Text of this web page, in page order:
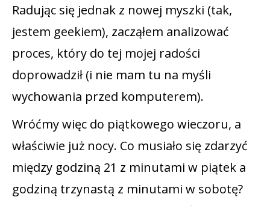
Radując się jednak z nowej myszki (tak,
jestem geekiem), zacząłem analizować
proces, który do tej mojej radości
doprowadził (i nie mam tu na myśli
wychowania przed komputerem).
Wróćmy więc do piątkowego wieczoru, a
właściwie już nocy. Co musiało się zdarzyć
między godziną 21 z minutami w piątek a
godziną trzynastą z minutami w sobotę?